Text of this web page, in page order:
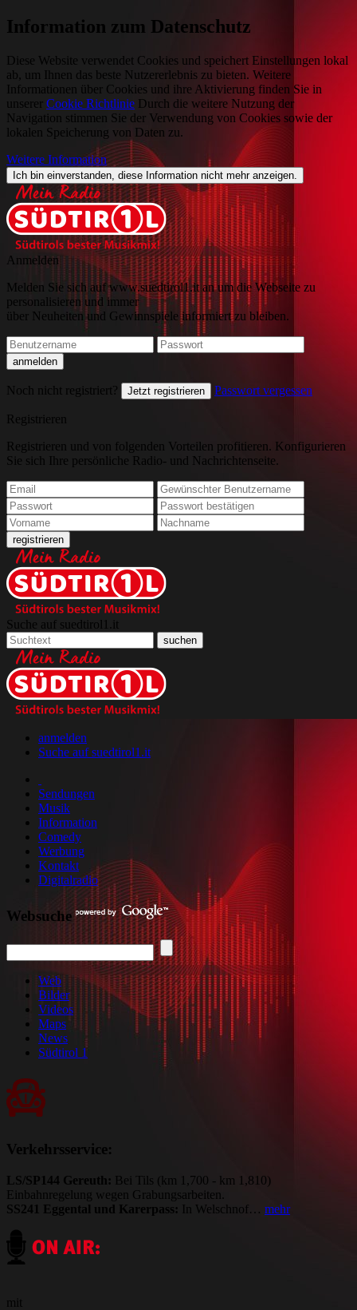
Information zum Datenschutz
Diese Website verwendet Cookies und speichert Einstellungen lokal
ab, um Ihnen das beste Nutzererlebnis zu bieten. Weitere
Informationen über Cookies und ihre Aktivierung finden Sie in
unserer Cookie Richtlinie Durch die weitere Nutzung der
Navigation stimmen Sie der Verwendung von Cookies sowie der
lokalen Speicherung von Daten zu.
Weitere Information
Ich bin einverstanden, diese Information nicht mehr anzeigen.
Anmelden
Melden Sie sich auf www.suedtirol1.it an um die Webseite zu
personalisieren und immer
über Neuheiten und Gewinnspiele informiert zu bleiben.
Noch nicht registriert? Jetzt registrieren Passwort vergessen
Registrieren
Registrieren und von folgenden Vorteilen profitieren. Konfigurieren
Sie sich Ihre persönliche Radio- und Nachrichtenseite.
Suche auf suedtirol1.it
anmelden
Suche auf suedtirol1.it
Sendungen
Musik
Information
Comedy
Werbung
Kontakt
Digitalradio
Websuche
Web
Bilder
Videos
Maps
News
Südtirol 1
Verkehrsservice:
LS/SP144 Gereuth: Bei Tils (km 1,700 - km 1,810)
Einbahnregelung wegen Grabungsarbeiten.
SS241 Eggental und Karerpass: In Welschnof… mehr
mit